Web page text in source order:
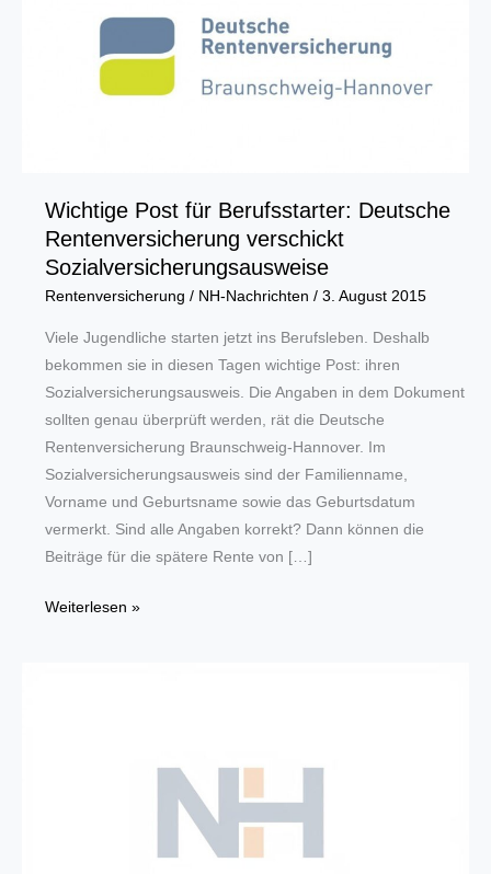
Wichtige Post für Berufsstarter: Deutsche
Rentenversicherung verschickt
Sozialversicherungsausweise
Rentenversicherung / NH-Nachrichten / 3. August 2015
Viele Jugendliche starten jetzt ins Berufsleben. Deshalb
bekommen sie in diesen Tagen wichtige Post: ihren
Sozialversicherungsausweis. Die Angaben in dem Dokument
sollten genau überprüft werden, rät die Deutsche
Rentenversicherung Braunschweig-Hannover. Im
Sozialversicherungsausweis sind der Familienname,
Vorname und Geburtsname sowie das Geburtsdatum
vermerkt. Sind alle Angaben korrekt? Dann können die
Beiträge für die spätere Rente von […]
Wichtige
Sozialversicherungsausweise
Weiterlesen »